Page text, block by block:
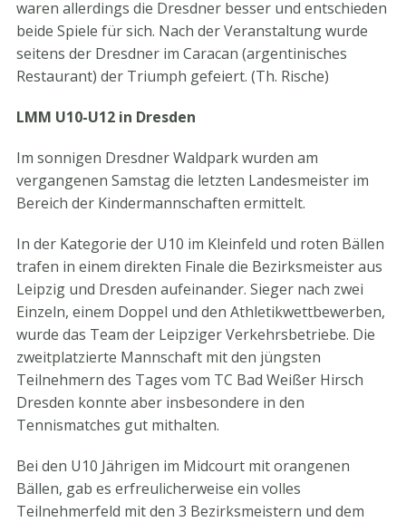
waren allerdings die Dresdner besser und entschieden
beide Spiele für sich. Nach der Veranstaltung wurde
seitens der Dresdner im Caracan (argentinisches
Restaurant) der Triumph gefeiert. (Th. Rische)
LMM U10-U12 in Dresden
Im sonnigen Dresdner Waldpark wurden am
vergangenen Samstag die letzten Landesmeister im
Bereich der Kindermannschaften ermittelt.
In der Kategorie der U10 im Kleinfeld und roten Bällen
trafen in einem direkten Finale die Bezirksmeister aus
Leipzig und Dresden aufeinander. Sieger nach zwei
Einzeln, einem Doppel und den Athletikwettbewerben,
wurde das Team der Leipziger Verkehrsbetriebe. Die
zweitplatzierte Mannschaft mit den jüngsten
Teilnehmern des Tages vom TC Bad Weißer Hirsch
Dresden konnte aber insbesondere in den
Tennismatches gut mithalten.
Bei den U10 Jährigen im Midcourt mit orangenen
Bällen, gab es erfreulicherweise ein volles
Teilnehmerfeld mit den 3 Bezirksmeistern und dem